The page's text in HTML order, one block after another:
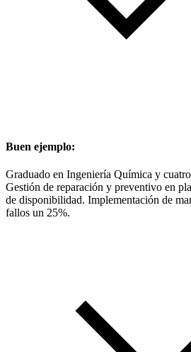
Buen ejemplo:
Graduado en Ingeniería Química y
Gestión de reparación y preventivo en
de disponibilidad. Implementación de
fallos un 25%.